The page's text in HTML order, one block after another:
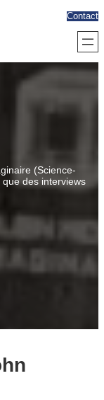
Contact
(Science-
des interviews